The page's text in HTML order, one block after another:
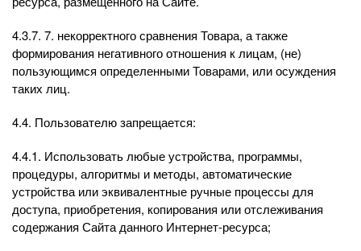
4.3.7. 7. некорректного сравнения Товара, а также
формирования негативного отношения к лицам, (не)
пользующимся определенными Товарами, или осуждения
таких лиц.
4.4. Пользователю запрещается:
4.4.1. Использовать любые устройства, программы,
процедуры, алгоритмы и методы, автоматические
устройства или эквивалентные ручные процессы для
доступа, приобретения, копирования или отслеживания
содержания Сайта данного Интернет-ресурса;